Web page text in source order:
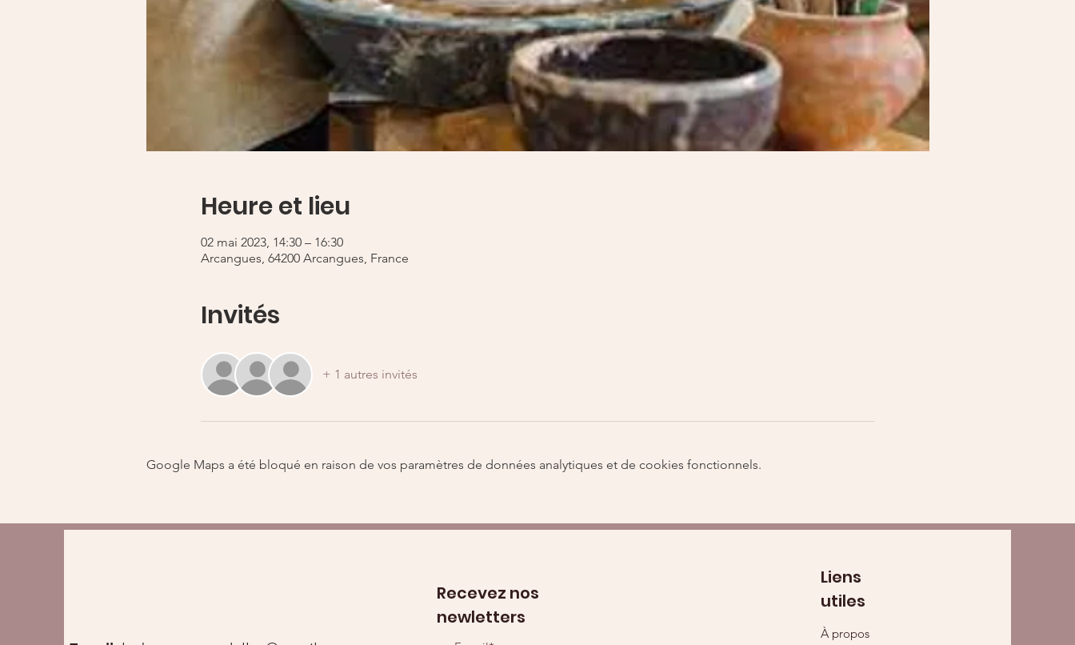
Heure et lieu
02 mai 2023, 14:30 – 16:30
Arcangues, 64200 Arcangues, France
Invités
+ 1 autres invités
Google Maps a été bloqué en raison de vos paramètres de données analytiques et de cookies fonctionnels.
Liens
utiles
À propos
Recevez nos
newletters